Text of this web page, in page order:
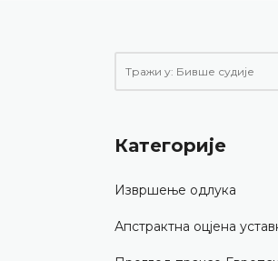
Категорије
Извршење одлука
Апстрактна оцјена